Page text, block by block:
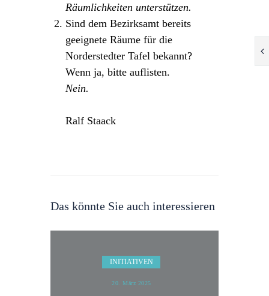
Räumlichkeiten unterstützen.
Sind dem Bezirksamt bereits
geeignete Räume für die
Norderstedter Tafel bekannt?
Wenn ja, bitte auflisten.
Nein.
Ralf Staack
Das könnte Sie auch interessieren
INITIATIVEN
20. März 2025